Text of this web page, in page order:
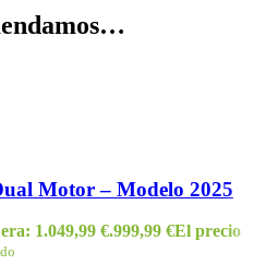
Motor – Modelo 2025
1.049,99 €.999,99 €El precio